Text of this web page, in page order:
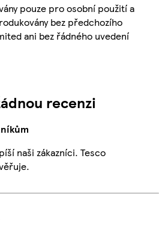
pouze pro osobní použití a
bez předchozího
ani bez řádného uvedení
recenzi
naši zákazníci. Tesco